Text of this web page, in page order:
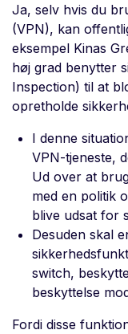
Ja, selv hvis du
(VPN), kan
eksempel Kinas
høj grad benytter
Inspection) til at
opretholde
I denne
VPN-tjeneste,
Ud over at
med en politik
blive udsat for
Desuden skal
switch,
beskyttelse
Fordi disse